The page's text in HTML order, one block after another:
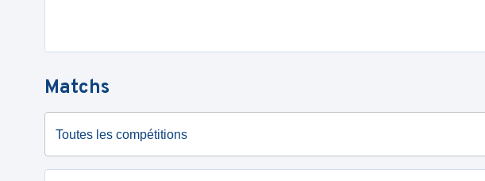
Matchs
Toutes les compétitions